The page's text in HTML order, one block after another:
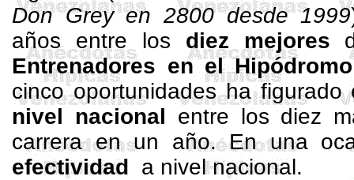
Don Grey en 2800 desde 1999
años entre los diez mejores
Entrenadores en el
cinco oportunidades ha
nivel nacional entre los diez
carrera en un año. En una
efectividad a nivel nacional.